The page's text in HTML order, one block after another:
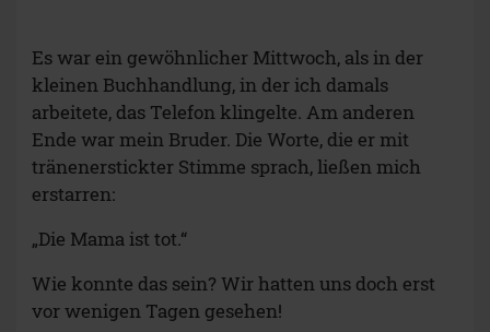
Es war ein gewöhnlicher Mittwoch, als in der
kleinen Buchhandlung, in der ich damals
arbeitete, das Telefon klingelte. Am anderen
Ende war mein Bruder. Die Worte, die er mit
tränenerstickter Stimme sprach, ließen mich
erstarren:
„Die Mama ist tot.“
Wie konnte das sein? Wir hatten uns doch erst
vor wenigen Tagen gesehen!